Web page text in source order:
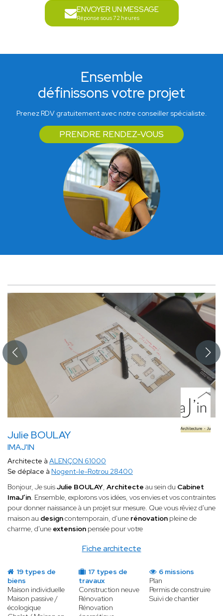
ENVOYER UN MESSAGE
Réponse sous 72 heures
Ensemble
définissons votre projet
Prenez RDV gratuitement avec notre conseiller spécialiste.
PRENDRE RENDEZ-VOUS
Julie BOULAY
IMAJ'IN
Fiche architecte
Architecte à ALENÇON 61000
Se déplace à Nogent-le-Rotrou 28400
Bonjour, Je suisJulie BOULAY, Architecte au sein du Cabinet
ImaJ’in. Ensemble, explorons vos idées, vos envies et vos contraintes
pour donner naissance à un projet sur mesure. Que vous rêviez d'une
maison au designcontemporain, d'une rénovation pleine de
charme, d'une extension pensée pour votre
19 types de
biens
Maison individuelle
Maison passive /
écologique
17 types de
travaux
Construction neuve
Rénovation
Rénovation
6 missions
Plan
Permis de construire
Suivi de chantier